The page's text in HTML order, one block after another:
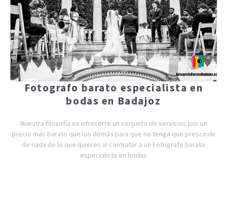
Fotografo barato especialista en
bodas en Badajoz
Nuestra filosofía es ofrecerte un conjunto de servicios por un
precio más barato que los demás para que no tenga que prescindir
de nada de lo que quieres al contratar a un Fotografo barato
especialista en bodas